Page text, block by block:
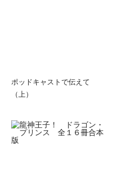
ポッドキャストで伝えて
（上）